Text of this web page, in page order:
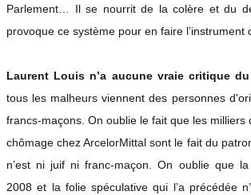
Parlement… Il se nourrit de la colère et du
provoque ce système pour en faire l’instrument
Laurent Louis n’a aucune vraie critique
tous les malheurs viennent des personnes
francs-maçons. On oublie le fait que les milliers
chômage chez ArcelorMittal sont le fait du
n’est ni juif ni franc-maçon. On oublie que
2008 et la folie spéculative qui l’a précédée